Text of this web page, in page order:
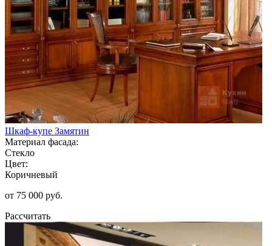
Шкаф-купе Замятин
Материал фасада:
Стекло
Цвет:
Коричневый
от 75 000 руб.
Рассчитать